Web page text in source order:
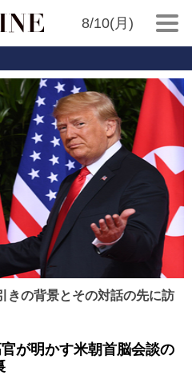
8/10(月)
きの背景とその対話の先に訪
が明かす米朝首脳会談の